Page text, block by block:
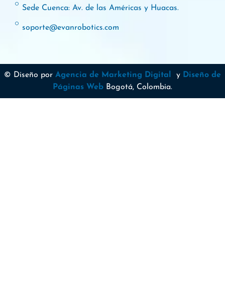
Sede Cuenca: Av. de las Américas y Huacas.
soporte@evanrobotics.com
© Diseño por Agencia de Marketing Digital y Diseño de
Páginas Web Bogotá, Colombia.